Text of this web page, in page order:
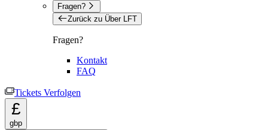
Fragen?
Zurück zu Über LFT
Fragen?
Kontakt
FAQ
Tickets Verfolgen
£
gbp